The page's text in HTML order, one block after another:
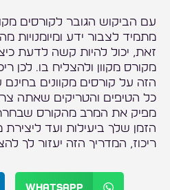
עם הביקוש הגובר לקורסים
מתמיד לצבור ידע ומיומנויות
זאת, יכול להיות קשה לדעת
מקורס מקוון ולהצליח בו. לכן
הזה על קורסים מקוונים
כל הטיפים והטריקים שאתה
מפיק את המרב מהקורס
הזמן שלך ביעילות ועד ליצירת
ריכוז, המדריך הזה יעזור לך
WhatsApp